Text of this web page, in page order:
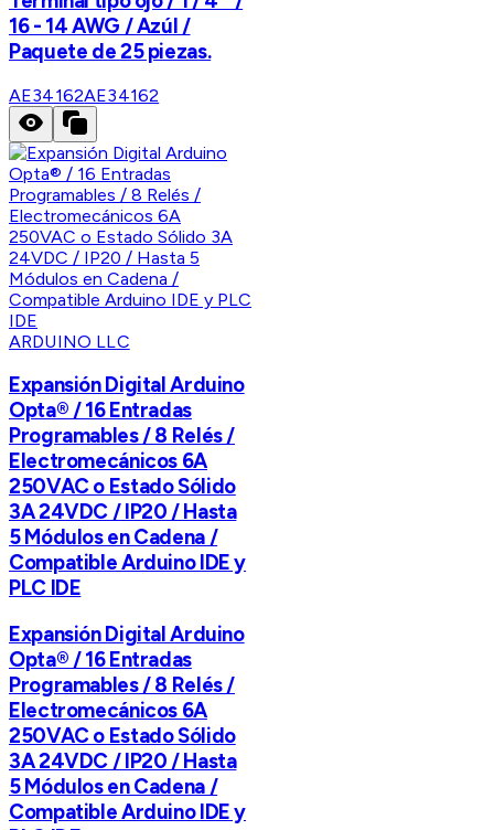
16 - 14 AWG / Azúl /
Paquete de 25 piezas.
AE34162AE34162
ARDUINO LLC
Expansión Digital Arduino
Opta® / 16 Entradas
Programables / 8 Relés /
Electromecánicos 6A
250VAC o Estado Sólido
3A 24VDC / IP20 / Hasta
5 Módulos en Cadena /
Compatible Arduino IDE y
PLC IDE
Expansión Digital Arduino
Opta® / 16 Entradas
Programables / 8 Relés /
Electromecánicos 6A
250VAC o Estado Sólido
3A 24VDC / IP20 / Hasta
5 Módulos en Cadena /
Compatible Arduino IDE y